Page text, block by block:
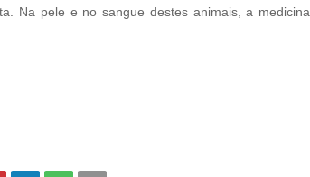
Na pele e no sangue destes animais, a medicina